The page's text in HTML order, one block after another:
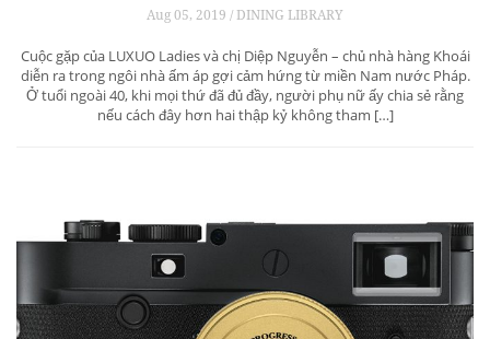
Aug 05, 2019 / DINING LIBRARY
Cuộc gặp của LUXUO Ladies và chị Diệp Nguyễn – chủ nhà hàng Khoái
diễn ra trong ngôi nhà ấm áp gợi cảm hứng từ miền Nam nước Pháp.
Ở tuổi ngoài 40, khi mọi thứ đã đủ đầy, người phụ nữ ấy chia sẻ rằng
nếu cách đây hơn hai thập kỷ không tham […]